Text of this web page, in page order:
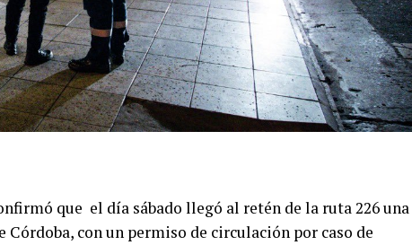
que el día sábado llegó al retén de la ruta 226 una
con un permiso de circulación por caso de